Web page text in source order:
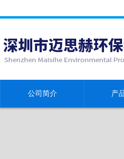
公司简介 产